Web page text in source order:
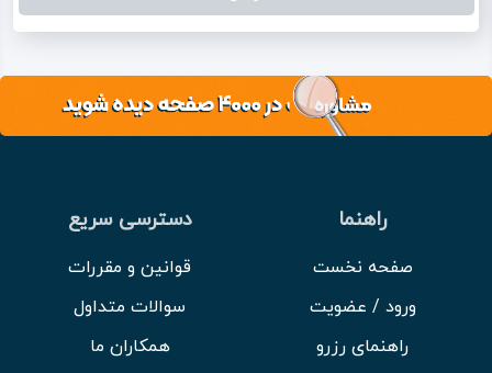
راهنما
صفحه نخست
ورود / عضویت
راهنمای رزرو
دسترسی سریع
قوانین و مقررات
سوالات متداول
همکاران ما